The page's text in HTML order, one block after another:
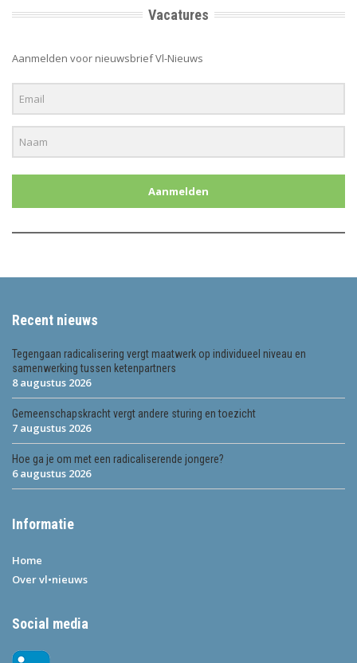
Vacatures
Aanmelden voor nieuwsbrief Vl-Nieuws
Aanmelden
Recent nieuws
Tegengaan radicalisering vergt maatwerk op individueel niveau en
samenwerking tussen ketenpartners
8 augustus 2026
Gemeenschapskracht vergt andere sturing en toezicht
7 augustus 2026
Hoe ga je om met een radicaliserende jongere?
6 augustus 2026
Informatie
Home
Over vl•nieuws
Social media